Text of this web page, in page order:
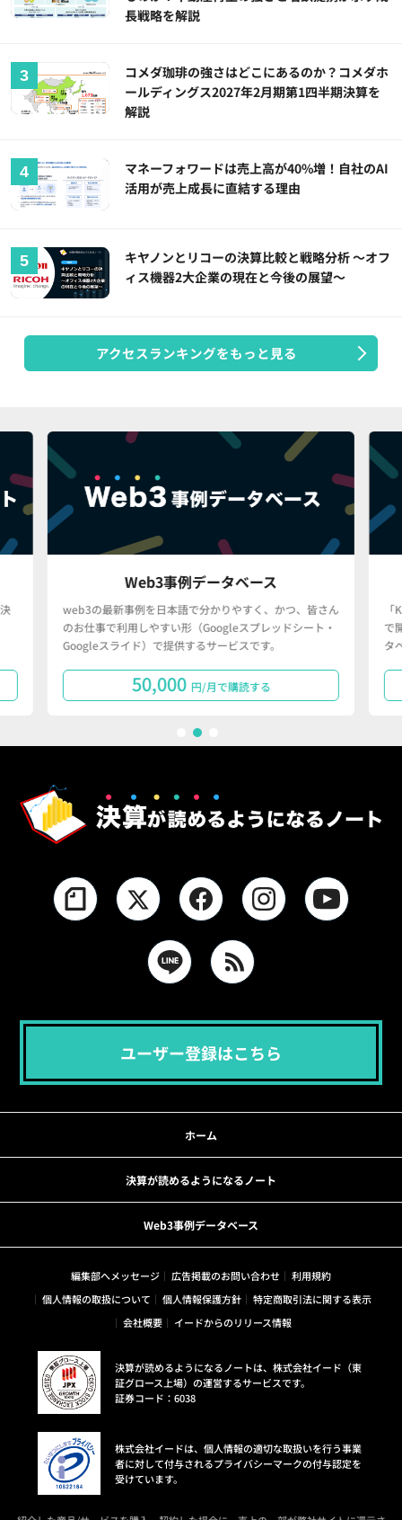
長戦略を解説
コメダ珈琲の強さはどこにあるのか？コメダホ
ールディングス2027年2月期第1四半期決算を
解説
マネーフォワードは売上高が40%増！自社のAI
活用が売上成長に直結する理由
キヤノンとリコーの決算比較と戦略分析 ～オフ
ィス機器2大企業の現在と今後の展望～
アクセスランキングをもっと見る
Web3事例データベース
web3の最新事例を日本語で分かりやすく、かつ、皆さん
のお仕事で利用しやすい形（Googleスプレッドシート・
Googleスライド）で提供するサービスです。
50,000 円/月で購読する
で
タ
ユーザー登録はこちら
ホーム
決算が読めるようになるノート
Web3事例データベース
編集部へメッセージ 広告掲載のお問い合わせ
利用規約
個人情報の取扱について
個人情報保護方針
特定商取引法に関する表示
会社概要
イードからのリリース情報
決算が読めるようになるノートは、株式会社イード（東
証グロース上場）の運営するサービスです。
証券コード：6038
株式会社イードは、個人情報の適切な取扱いを行う事業
者に対して付与されるプライバシーマークの付与認定を
受けています。